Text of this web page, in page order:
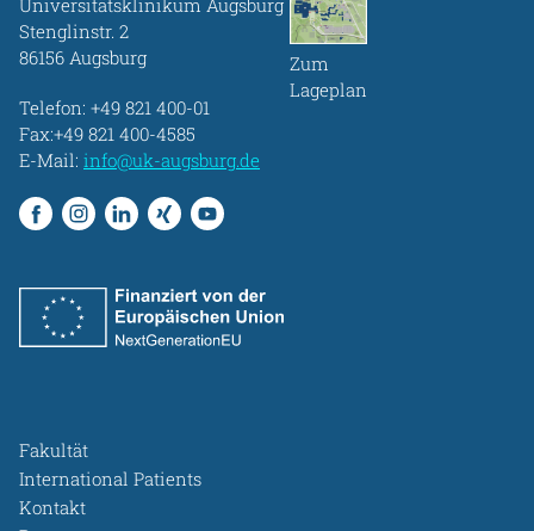
Universitätsklinikum Augsburg
Stenglinstr. 2
86156 Augsburg
Telefon: +49 821 400-01
Fax:+49 821 400-4585
E-Mail: info@uk-augsburg.de
Zum
Lageplan
Fakultät
International Patients
Kontakt